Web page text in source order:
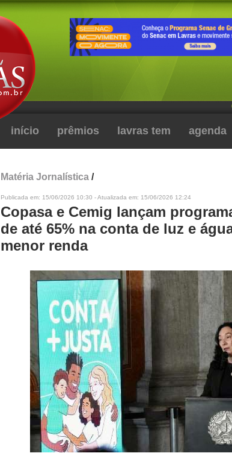
início prêmios lavras tem agenda
Matéria Jornalística /
Publicada em: 15/06/2026 10:30 - Atualizada em: 15/06/2026 12:24
Copasa e Cemig lançam
de até 65% na conta de luz e
menor renda